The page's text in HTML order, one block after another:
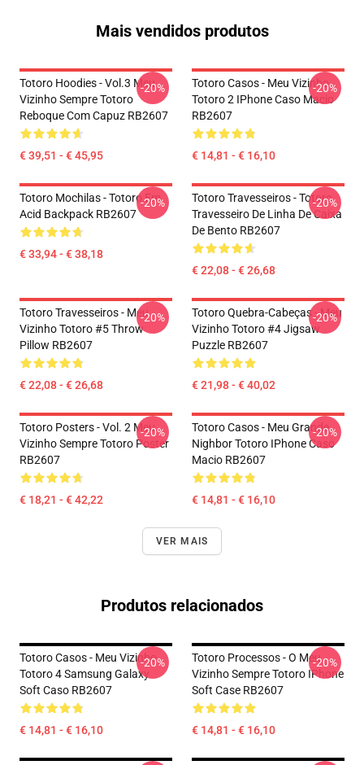
Mais vendidos produtos
Totoro Hoodies - Vol.3 Meu
Vizinho Sempre Totoro
Reboque Com Capuz RB2607
€ 39,51 - € 45,95
-20%
Totoro Casos - Meu Vizinho
Totoro 2 IPhone Caso Macio
RB2607
€ 14,81 - € 16,10
-20%
Totoro Mochilas - Totoro Em
Acid Backpack RB2607
€ 33,94 - € 38,18
-20%
Totoro Travesseiros - Totoro
Travesseiro De Linha De Caixa
De Bento RB2607
€ 22,08 - € 26,68
-20%
Totoro Travesseiros - Meu
Vizinho Totoro #5 Throw
Pillow RB2607
€ 22,08 - € 26,68
-20%
Totoro Quebra-Cabeças - Meu
Vizinho Totoro #4 Jigsaw
Puzzle RB2607
€ 21,98 - € 40,02
-20%
Totoro Posters - Vol. 2 Meu
Vizinho Sempre Totoro Poster
RB2607
€ 18,21 - € 42,22
-20%
Totoro Casos - Meu Grande
Nighbor Totoro IPhone Caso
Macio RB2607
€ 14,81 - € 16,10
-20%
VER MAIS
Produtos relacionados
Totoro Casos - Meu Vizinho
Totoro 4 Samsung Galaxy
Soft Caso RB2607
€ 14,81 - € 16,10
-20%
Totoro Processos - O Meu
Vizinho Sempre Totoro IPhone
Soft Case RB2607
€ 14,81 - € 16,10
-20%